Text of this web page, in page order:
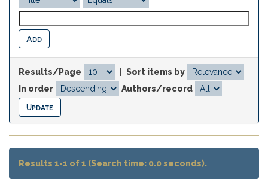
Results/Page
Sort items by
In order
Authors/record
Results 1-1 of 1 (Search time: 0.0 seconds).